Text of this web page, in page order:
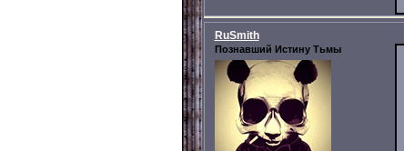
RuSmith
Познавший Истину Тьмы